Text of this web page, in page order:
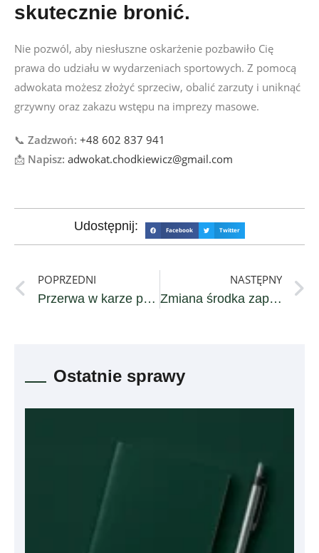
skutecznie bronić.
Nie pozwól, aby niesłuszne oskarżenie pozbawiło Cię
prawa do udziału w wydarzeniach sportowych. Z pomocą
adwokata możesz złożyć sprzeciw, obalić zarzuty i uniknąć
grzywny oraz zakazu wstępu na imprezy masowe.
📞 Zadzwoń: +48 602 837 941
📩 Napisz: adwokat.chodkiewicz@gmail.com
Udostępnij: Facebook Twitter
POPRZEDNI
Przerwa w karze pozbawienia wolności
NASTĘPNY
Zmiana środka zapobiegawczego
Ostatnie sprawy